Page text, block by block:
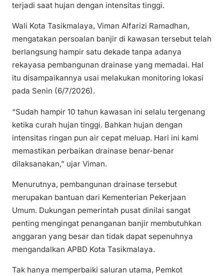
terjadi saat hujan dengan intensitas tinggi.
Wali Kota Tasikmalaya, Viman Alfarizi Ramadhan,
mengatakan persoalan banjir di kawasan tersebut telah
berlangsung hampir satu dekade tanpa adanya
rekayasa pembangunan drainase yang memadai. Hal
itu disampaikannya usai melakukan monitoring lokasi
pada Senin (6/7/2026).
“Sudah hampir 10 tahun kawasan ini selalu tergenang
ketika curah hujan tinggi. Bahkan hujan dengan
intensitas ringan pun air cepat meluap. Hari ini kami
memastikan perbaikan drainase benar-benar
dilaksanakan,” ujar Viman.
Menurutnya, pembangunan drainase tersebut
merupakan bantuan dari Kementerian Pekerjaan
Umum. Dukungan pemerintah pusat dinilai sangat
penting mengingat penanganan banjir membutuhkan
anggaran yang besar dan tidak dapat sepenuhnya
mengandalkan APBD Kota Tasikmalaya.
Tak hanya memperbaiki saluran utama, Pemkot